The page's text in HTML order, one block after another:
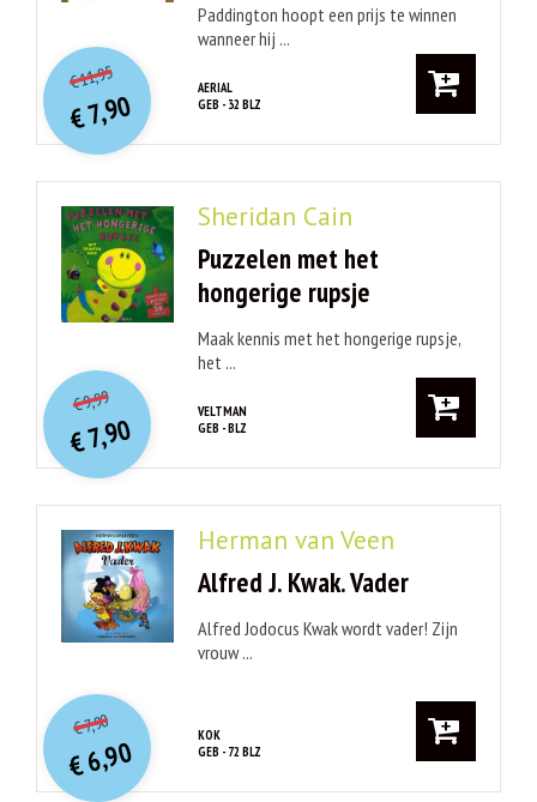
Paddington hoopt een prijs te winnen
wanneer hij ...
AERIAL
GEB - 32 BLZ
€11,95O
orspr
onkelijke
prijs
was:
€ 11,95.
€7,90
Huidige
prijs
is:
€ 7,90.
Sheridan Cain
Puzzelen met het
hongerige rupsje
Maak kennis met het hongerige rupsje,
het ...
VELTMAN
GEB - BLZ
€9,99O
orspr
onkelijke
prijs
was:
€ 9,99.
€7,90
Huidige
prijs
is:
€ 7,90.
Herman van Veen
Alfred J. Kwak. Vader
Alfred Jodocus Kwak wordt vader! Zijn
vrouw ...
KOK
GEB - 72 BLZ
€7,90O
orspr
onkelijke
prijs
was:
€ 7,90.
€6,90
Huidige
prijs
is:
€ 6,90.